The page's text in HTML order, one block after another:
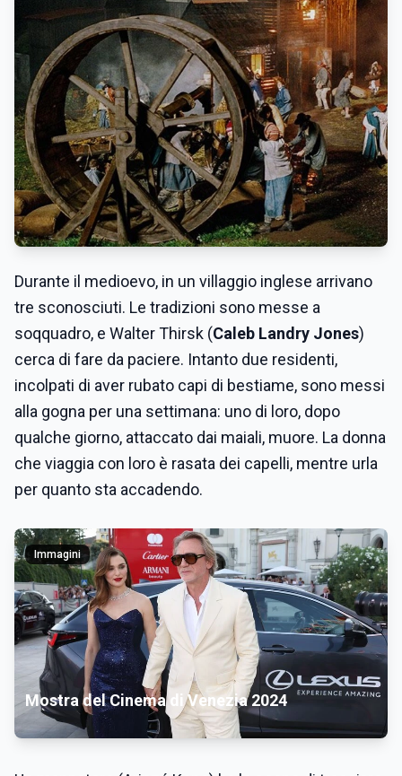
Durante il medioevo, in un villaggio inglese arrivano
tre sconosciuti. Le tradizioni sono messe a
soqquadro, e Walter Thirsk (Caleb Landry Jones)
cerca di fare da paciere. Intanto due residenti,
incolpati di aver rubato capi di bestiame, sono messi
alla gogna per una settimana: uno di loro, dopo
qualche giorno, attaccato dai maiali, muore. La donna
che viaggia con loro è rasata dei capelli, mentre urla
per quanto sta accadendo.
Immagini
Mostra del Cinema di Venezia 2024